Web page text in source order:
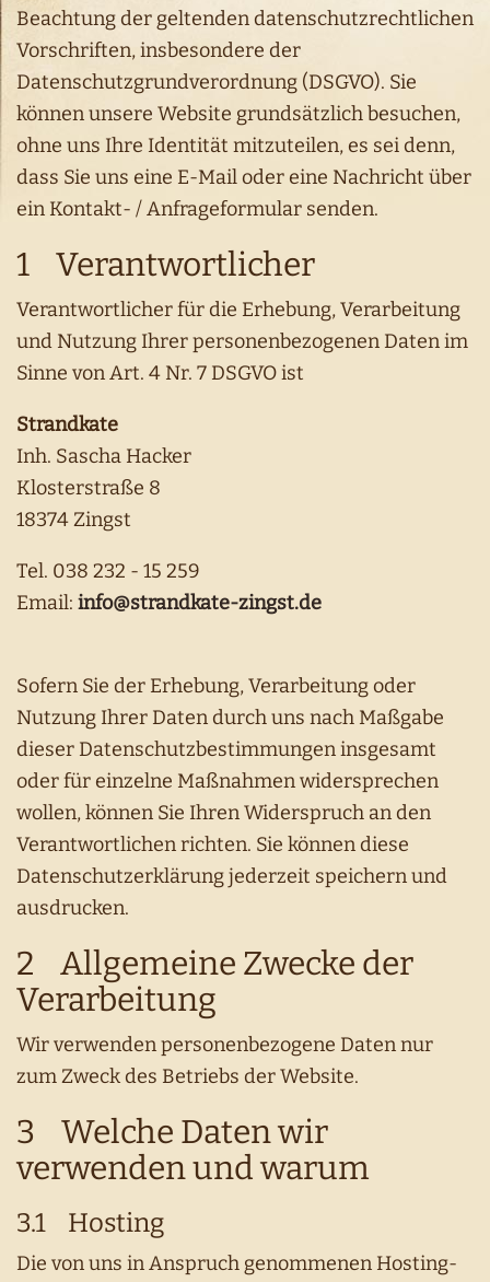
Beachtung der geltenden datenschutzrechtlichen
Vorschriften, insbesondere der
Datenschutzgrundverordnung (DSGVO). Sie
können unsere Website grundsätzlich besuchen,
ohne uns Ihre Identität mitzuteilen, es sei denn,
dass Sie uns eine E-Mail oder eine Nachricht über
ein Kontakt- / Anfrageformular senden.
1 Verantwortlicher
Verantwortlicher für die Erhebung, Verarbeitung
und Nutzung Ihrer personenbezogenen Daten im
Sinne von Art. 4 Nr. 7 DSGVO ist
Strandkate
Inh. Sascha Hacker
Klosterstraße 8
18374 Zingst
Tel. 038 232 - 15 259
Email: info@strandkate-zingst.de
Sofern Sie der Erhebung, Verarbeitung oder
Nutzung Ihrer Daten durch uns nach Maßgabe
dieser Datenschutzbestimmungen insgesamt
oder für einzelne Maßnahmen widersprechen
wollen, können Sie Ihren Widerspruch an den
Verantwortlichen richten. Sie können diese
Datenschutzerklärung jederzeit speichern und
ausdrucken.
2 Allgemeine Zwecke der
Verarbeitung
Wir verwenden personenbezogene Daten nur
zum Zweck des Betriebs der Website.
3 Welche Daten wir
verwenden und warum
3.1 Hosting
Die von uns in Anspruch genommenen Hosting-